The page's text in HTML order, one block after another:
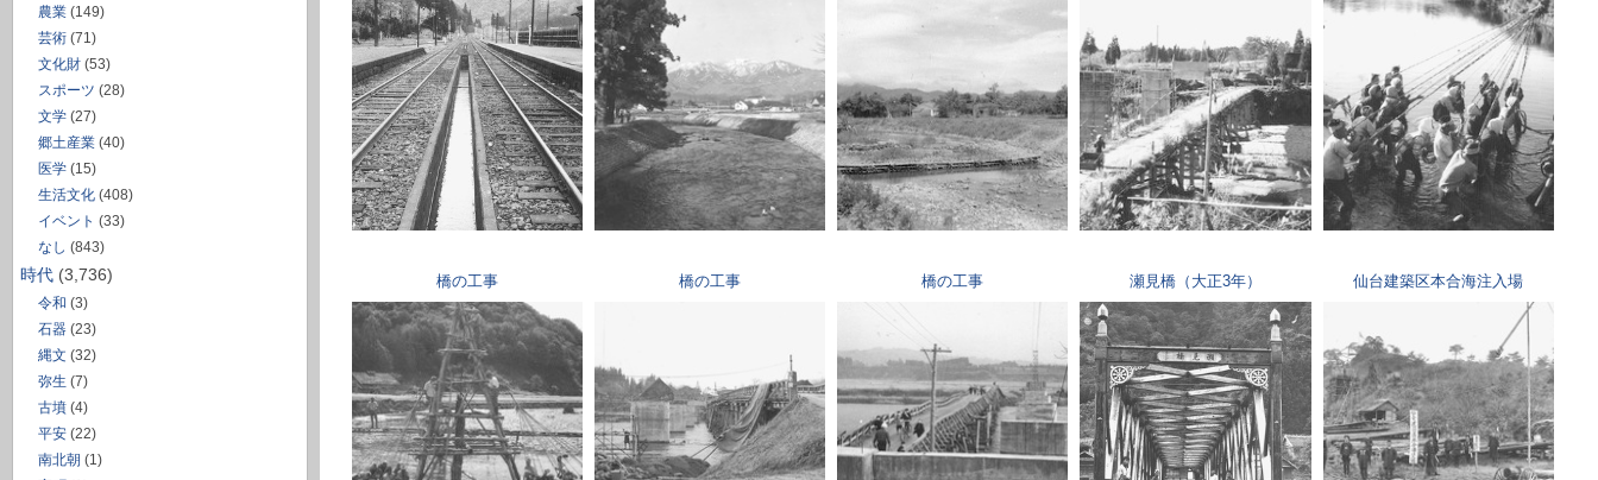
農業 (149)
芸術 (71)
文化財 (53)
スポーツ (28)
文学 (27)
郷土産業 (40)
医学 (15)
生活文化 (408)
イベント (33)
なし (843)
時代 (3,736)
令和 (3)
石器 (23)
縄文 (32)
弥生 (7)
古墳 (4)
平安 (22)
南北朝 (1)
橋の工事 橋の工事 橋の工事 瀬見橋（大正3年） 仙台建築区本合海注入場